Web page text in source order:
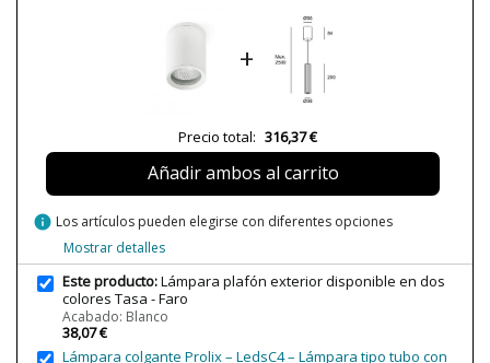
Menos de 1 semana
No
Clase I
Certificados
Tipo de Lámpara
Lámparas de Pared
Nuevo
+
Precio total: 316,37 €
Añadir ambos al carrito
info Los artículos pueden elegirse con diferentes opciones
Mostrar detalles
Este producto:Lámpara plafón exterior disponible en dos
colores Tasa - Faro
Acabado: Blanco
38,07 €
Lámpara colgante Prolix – LedsC4 – Lámpara tipo tubo con